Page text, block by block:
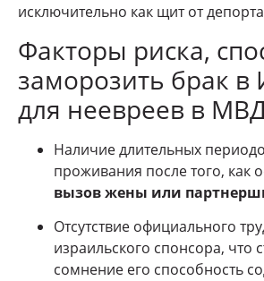
исключительно как щит от
Факторы риска,
заморозить брак в
для неевреев в
Наличие длительных
проживания после того, как
вызов жены или
Отсутствие официального
израильского спонсора, что
сомнение его способность